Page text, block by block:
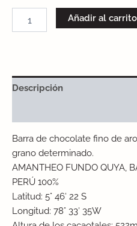
Añadir al carrito
Descripción
Barra de chocolate fino de
grano determinado.
AMANTHEO FUNDO QUYA,
PERÚ 100%
Latitud: 5° 46′ 22 S
Longitud: 78° 33′ 35W